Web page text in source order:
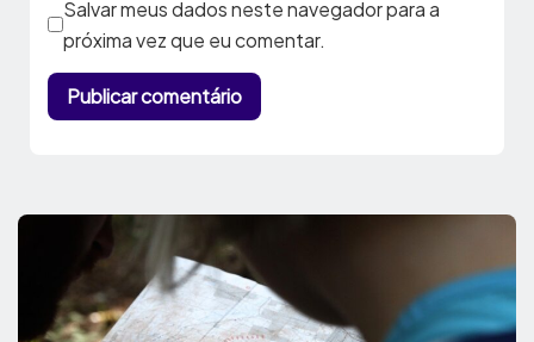
Salvar meus dados neste navegador para a
próxima vez que eu comentar.